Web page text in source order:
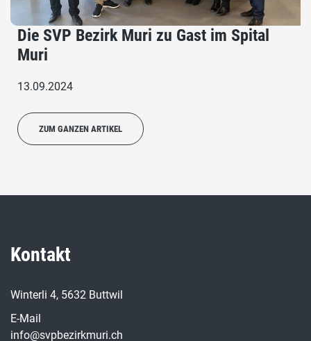
Die SVP Bezirk Muri zu Gast im Spital
Muri
13.09.2024
ZUM GANZEN ARTIKEL
Kontakt
Winterli 4, 5632 Buttwil
E-Mail
info@svpbezirkmuri.ch